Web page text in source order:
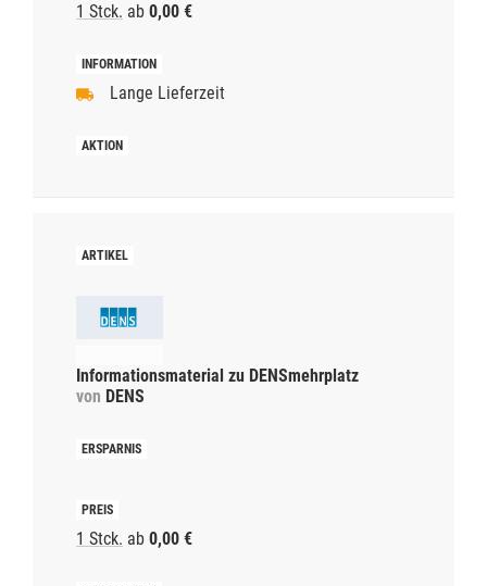
1 Stck. ab 0,00 €
Lange Lieferzeit
Informationsmaterial zu DENSmehrplatz
von DENS
1 Stck. ab 0,00 €